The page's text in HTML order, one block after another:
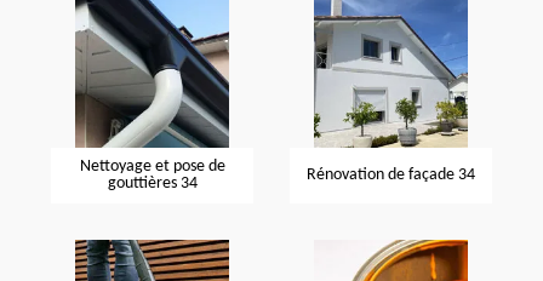
Nettoyage et pose de
gouttières 34
Rénovation de façade 34